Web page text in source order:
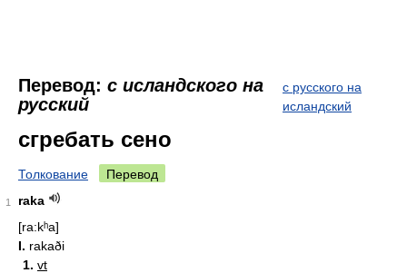
Перевод: с исландского на
русский
с русского на
исландский
сгребать сено
Толкование Перевод
1
raka
[ra:kʰa]
I. rakaði
1. vt